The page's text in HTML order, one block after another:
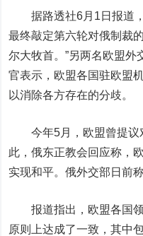
据路透社6月1日报道，
最终敲定第六轮对俄制裁
尔大牧首。”另两名欧盟外
官表示，欧盟各国驻欧盟
以消除各方存在的分歧。
今年5月，欧盟曾提议
此，俄东正教会回应称，
实现和平。俄外交部日前
报道指出，欧盟各国领
原则上达成了一致，其中